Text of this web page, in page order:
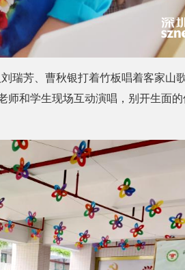
瑞芳、曹秋银打着竹板唱着客家山
和学生现场互动演唱，别开生面